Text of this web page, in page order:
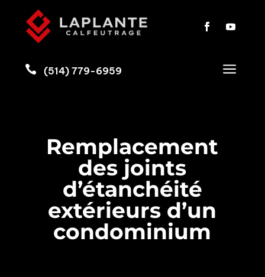
 (514) 779-6959 a
Remplacement
des joints
d’étanchéité
extérieurs d’un
condominium